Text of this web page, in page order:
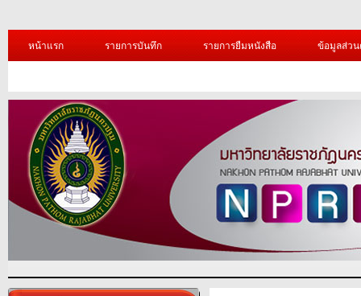
หน้าแรก รายการบันทึก รายการยืมหนังสือ ข้อมูลส่ว